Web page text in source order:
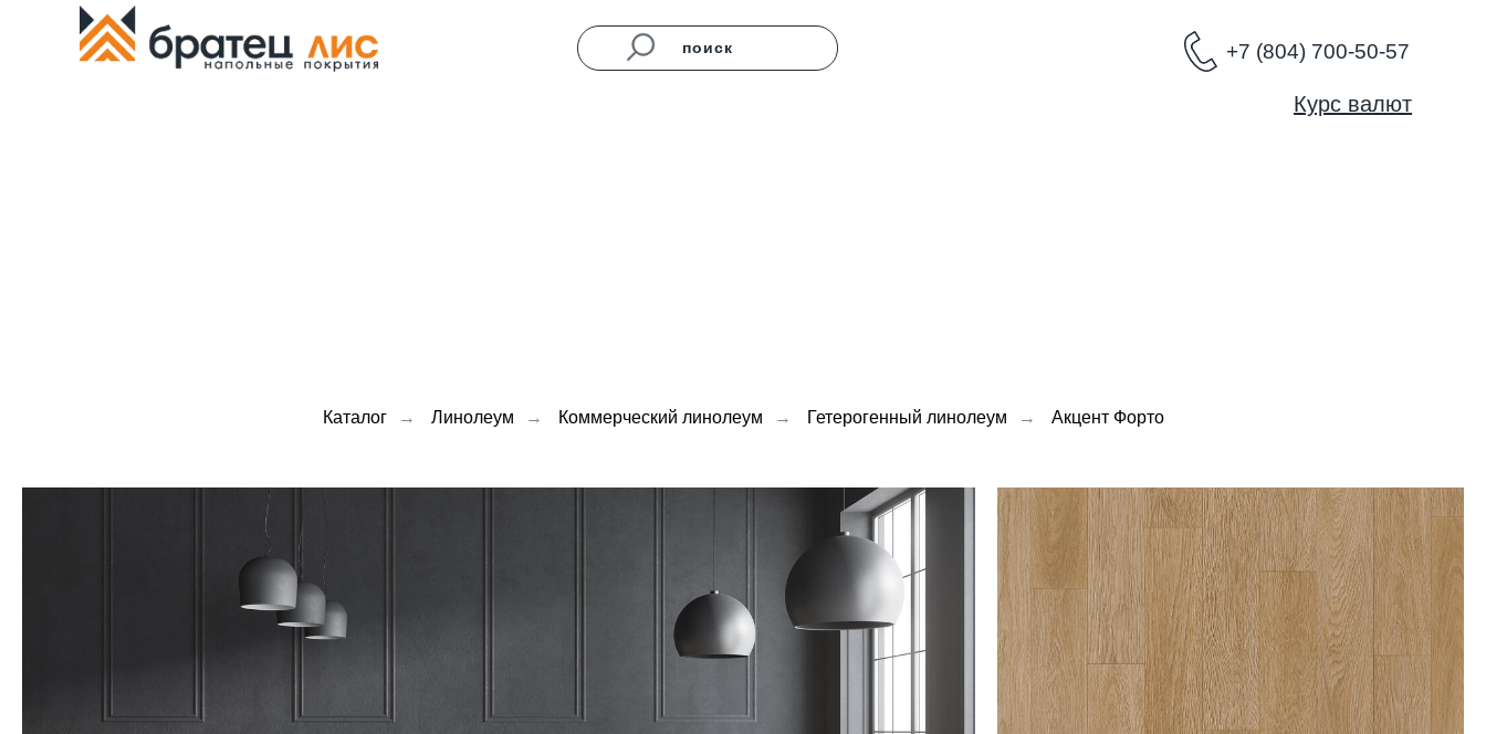
поиск +7 (804) 700-50-57
Курс валют
Каталог → Линолеум → Коммерческий линолеум → Гетерогенный линолеум → Акцент Форто